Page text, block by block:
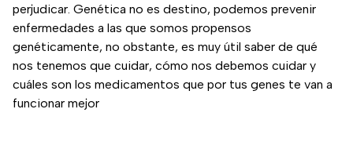
perjudicar. Genética no es destino, podemos prevenir
enfermedades a las que somos propensos
genéticamente, no obstante, es muy útil saber de qué
nos tenemos que cuidar, cómo nos debemos cuidar y
cuáles son los medicamentos que por tus genes te van a
funcionar mejor